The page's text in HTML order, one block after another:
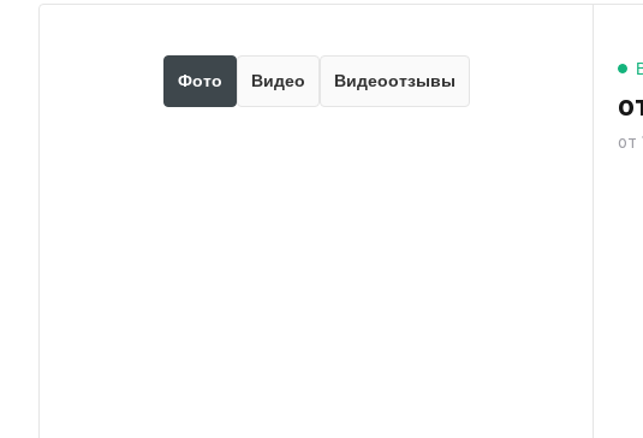
Фото Видео Видеоотзывы
от